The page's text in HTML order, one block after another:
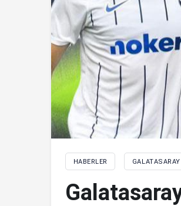
HABERLER GALATASARAY